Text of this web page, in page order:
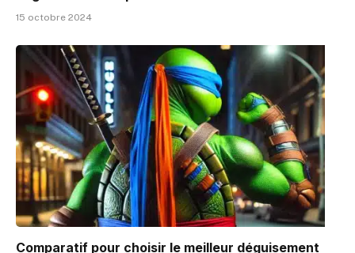
15 octobre 2024
Comparatif pour choisir le meilleur déguisement